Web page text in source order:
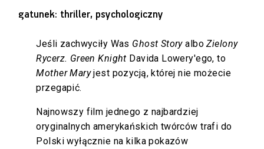
gatunek: thriller, psychologiczny
Jeśli zachwyciły Was Ghost StoryalboZielony
Rycerz. Green Knight Davida Lowery'ego, to
Mother Maryjest pozycją, której nie możecie
przegapić.
Najnowszy film jednego z najbardziej
oryginalnych amerykańskich twórców trafi do
Polski wyłącznie na kilka pokazów